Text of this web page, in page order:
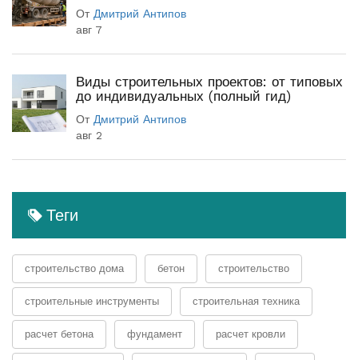
От Дмитрий Антипов
авг 7
Виды строительных проектов: от типовых
до индивидуальных (полный гид)
От Дмитрий Антипов
авг 2
Теги
строительство дома бетон строительство
строительные инструменты строительная техника
расчет бетона фундамент расчет кровли